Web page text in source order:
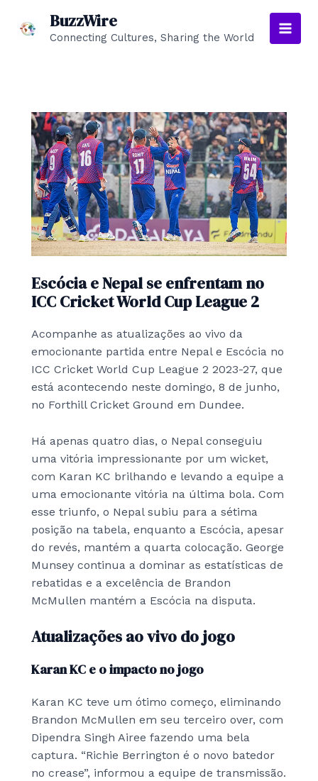
BuzzWire
Connecting Cultures, Sharing the World
Main
Escócia e Nepal se enfrentam no
ICC Cricket World Cup League 2
Acompanhe as atualizações ao vivo da
emocionante partida entre Nepal e Escócia no
ICC Cricket World Cup League 2 2023-27, que
está acontecendo neste domingo, 8 de junho,
no Forthill Cricket Ground em Dundee.
Há apenas quatro dias, o Nepal conseguiu
uma vitória impressionante por um wicket,
com Karan KC brilhando e levando a equipe a
uma emocionante vitória na última bola. Com
esse triunfo, o Nepal subiu para a sétima
posição na tabela, enquanto a Escócia, apesar
do revés, mantém a quarta colocação. George
Munsey continua a dominar as estatísticas de
rebatidas e a excelência de Brandon
McMullen mantém a Escócia na disputa.
Atualizações ao vivo do jogo
Karan KC e o impacto no jogo
Karan KC teve um ótimo começo, eliminando
Brandon McMullen em seu terceiro over, com
Dipendra Singh Airee fazendo uma bela
captura. “Richie Berrington é o novo batedor
no crease”, informou a equipe de transmissão.